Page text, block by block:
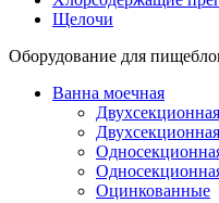
Щелочи
Оборудование для
Ванна моечная
Оцинкованные